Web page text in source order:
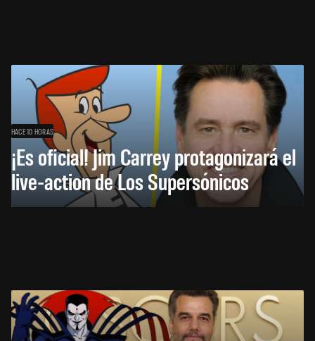
HACE 10 HORAS
¡Es oficial! Jim Carrey protagonizará el
live-action de Los Supersónicos